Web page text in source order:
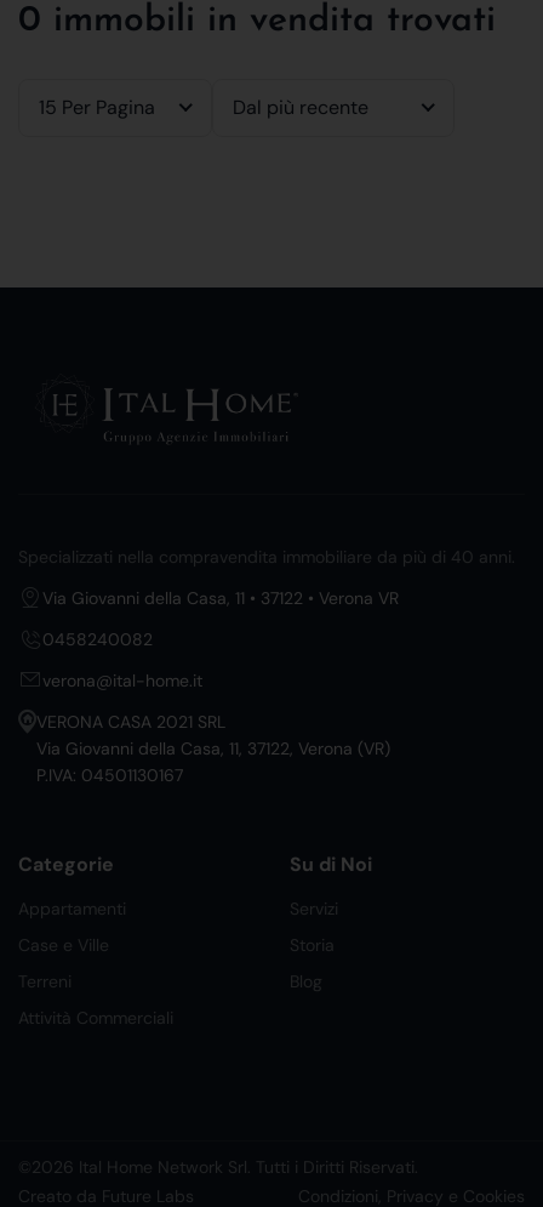
0 immobili in vendita trovati
15 Per Pagina Dal più recente
Specializzati nella compravendita immobiliare da più di 40 anni.
Via Giovanni della Casa, 11 • 37122 • Verona VR
0458240082
verona@ital-home.it
VERONA CASA 2021 SRL
Via Giovanni della Casa, 11, 37122, Verona (VR)
P.IVA: 04501130167
Categorie
Appartamenti
Case e Ville
Terreni
Attività Commerciali
Su di Noi
Servizi
Storia
Blog
©2026 Ital Home Network Srl. Tutti i Diritti Riservati.
Creato da Future Labs
Condizioni, Privacy e Cookies